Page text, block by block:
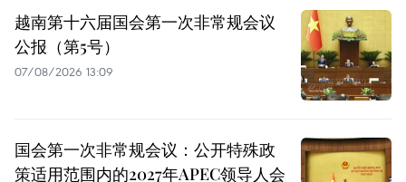
越南第十六届国会第一次非常规会议
公报（第5号）
07/08/2026 13:09
国会第一次非常规会议：公开特殊政
策适用范围内的2027年APEC领导人会